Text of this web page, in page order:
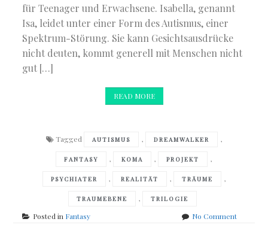
für Teenager und Erwachsene. Isabella, genannt
Isa, leidet unter einer Form des Autismus, einer
Spektrum-Störung. Sie kann Gesichtsausdrücke
nicht deuten, kommt generell mit Menschen nicht
gut […]
READ MORE
Tagged AUTISMUS , DREAMWALKER ,
FANTASY , KOMA , PROJEKT ,
PSYCHIATER , REALITÄT , TRÄUME ,
TRAUMEBENE , TRILOGIE
Posted in Fantasy No Commenton